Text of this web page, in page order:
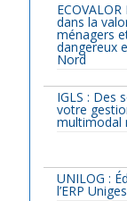
dans la
ménagers
dangereux
Nord
IGLS : Des
votre
multimodal
UNILOG :
l’ERP Uniges